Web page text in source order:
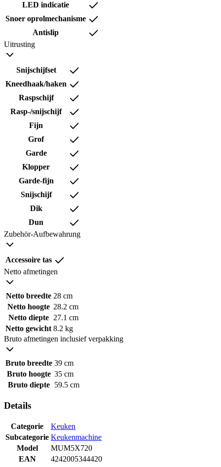
LED indicatie
Snoer oprolmechanisme
Antislip
Uitrusting
Snijschijfset
Kneedhaak/haken
Raspschijf
Rasp-/snijschijf
Fijn
Grof
Garde
Klopper
Garde-fijn
Snijschijf
Dik
Dun
Zubehör-Aufbewahrung
Accessoire tas
Netto afmetingen
Netto breedte 28 cm
Netto hoogte 28.2 cm
Netto diepte
27.1 cm
Netto gewicht 8.2 kg
Bruto afmetingen inclusief verpakking
Bruto breedte 39 cm
Bruto hoogte 35 cm
Bruto diepte 59.5 cm
Details
Categorie
Keuken
Subcategorie Keukenmachine
Model
MUM5X720
EAN
4242005344420